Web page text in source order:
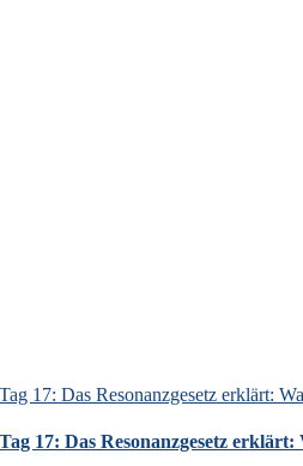
Tag 17: Das Resonanzgesetz erklärt:
Tag 17: Das Resonanzgesetz